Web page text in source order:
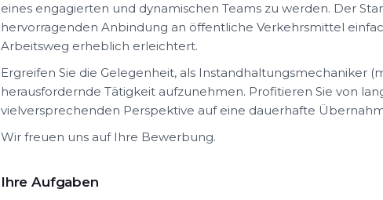
eines engagierten und dynamischen Teams zu werden. Der
hervorragenden Anbindung an öffentliche Verkehrsmittel
Arbeitsweg erheblich erleichtert.
Ergreifen Sie die Gelegenheit, als Instandhaltungsmechaniker
herausfordernde Tätigkeit aufzunehmen. Profitieren Sie von
vielversprechenden Perspektive auf eine dauerhafte
Wir freuen uns auf Ihre Bewerbung.
Ihre Aufgaben